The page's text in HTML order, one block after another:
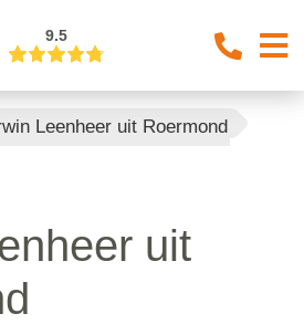
9.5
Leenheer uit Roermond
uit